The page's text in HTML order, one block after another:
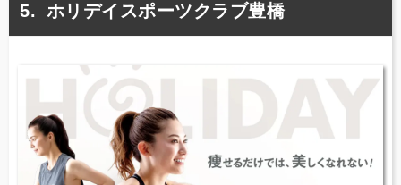
ホリデイスポーツクラブ豊橋